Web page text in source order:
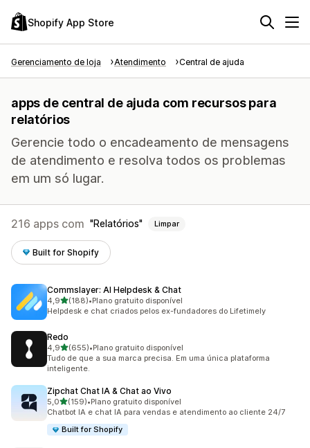
Shopify App Store
Gerenciamento de loja Atendimento Central de ajuda
apps de central de ajuda com recursos para
relatórios
Gerencie todo o encadeamento de mensagens
de atendimento e resolva todos os problemas
em um só lugar.
216 apps com Relatórios Limpar
Built for Shopify
Commslayer: AI Helpdesk & Chat
4,9de 5 estrelas
(188)
188 avaliações ao todo
•Plano gratuito disponível
Helpdesk e chat criados pelos ex-fundadores do Lifetimely
Redo
4,9de 5 estrelas
(655)
655 avaliações ao todo
•Plano gratuito disponível
Tudo de que a sua marca precisa. Em uma única plataforma
inteligente.
Zipchat Chat IA & Chat ao Vivo
5,0de 5 estrelas
(159)
159 avaliações ao todo
•Plano gratuito disponível
Chatbot IA e chat IA para vendas e atendimento ao cliente 24/7
Built for Shopify